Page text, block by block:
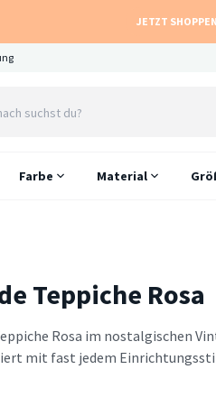
JETZT SHOPPEN
Farbe Material
Teppiche Rosa
Rosa im nostalgischen
mit fast jedem